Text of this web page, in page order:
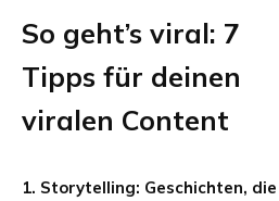
So geht’s viral: 7
Tipps für deinen
viralen Content
1. Storytelling: Geschichten, die